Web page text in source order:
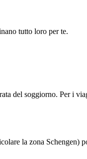
tutto loro per te.
del soggiorno. Per i
la zona Schengen)